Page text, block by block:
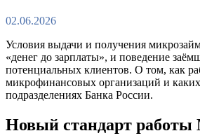
02.06.2026
Условия выдачи и получения
«денег до зарплаты», и поведение
потенциальных клиентов. О том, как
микрофинансовых организаций и
подразделениях Банка России.
Новый стандарт